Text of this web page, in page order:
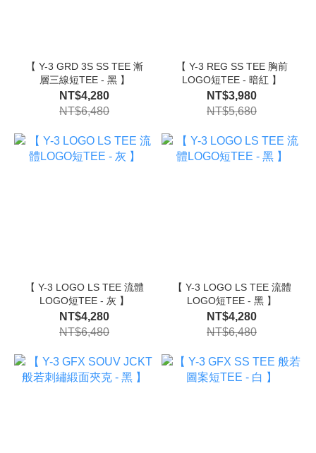
【 Y-3 GRD 3S SS TEE 漸
層三線短TEE - 黑 】
NT$4,280
NT$6,480
【 Y-3 REG SS TEE 胸前
LOGO短TEE - 暗紅 】
NT$3,980
NT$5,680
【 Y-3 LOGO LS TEE 流體
LOGO短TEE - 灰 】
NT$4,280
NT$6,480
【 Y-3 LOGO LS TEE 流體
LOGO短TEE - 黑 】
NT$4,280
NT$6,480